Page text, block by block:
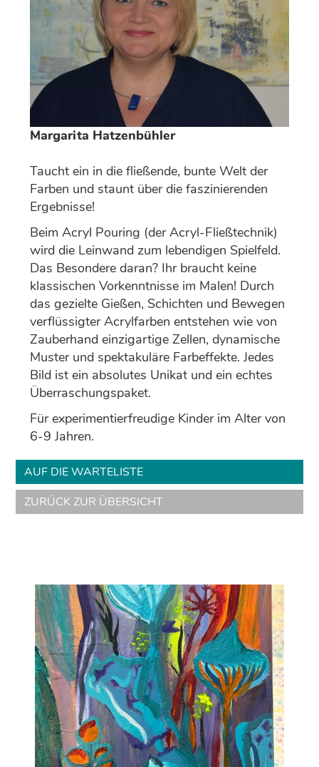
Margarita Hatzenbühler
Taucht ein in die fließende, bunte Welt der
Farben und staunt über die faszinierenden
Ergebnisse!
Beim Acryl Pouring (der Acryl-Fließtechnik)
wird die Leinwand zum lebendigen Spielfeld.
Das Besondere daran? Ihr braucht keine
klassischen Vorkenntnisse im Malen! Durch
das gezielte Gießen, Schichten und Bewegen
verflüssigter Acrylfarben entstehen wie von
Zauberhand einzigartige Zellen, dynamische
Muster und spektakuläre Farbeffekte. Jedes
Bild ist ein absolutes Unikat und ein echtes
Überraschungspaket.
Für experimentierfreudige Kinder im Alter von
6-9 Jahren.
AUF DIE WARTELISTE
ZURÜCK ZUR ÜBERSICHT